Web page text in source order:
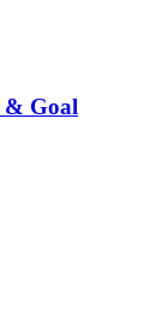
& Goal